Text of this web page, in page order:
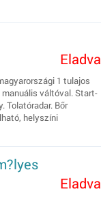
Eladva
1 tulajos
váltóval. Start-
Tolatóradar. Bőr
helyszíni
Eladva